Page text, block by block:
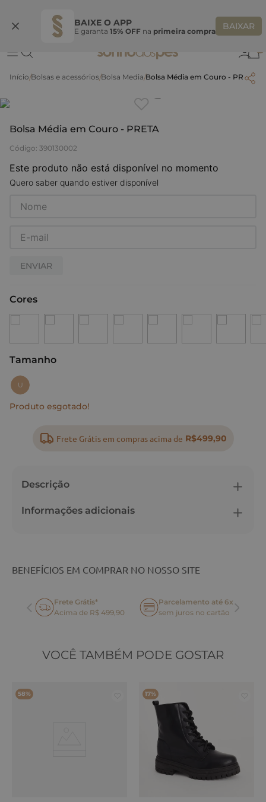
BAIXE O APP
E garanta 15% OFF na primeira compra BAIXAR
Ganhe 10% OFF na coleção utilizando o código do seu vendedor*
Bolsas e acessórios Bolsa Media Bolsa Média em Couro - PRETA
Bolsa Média em Couro - PRETA
Código: 390130002
Este produto não está disponível no momento
Quero saber quando estiver disponível
ENVIAR
Cores
Tamanho
: UU
Produto esgotado!
Frete Grátis em compras acima de R$499,90
Descrição
Informações adicionais
BENEFÍCIOS EM COMPRAR NO NOSSO SITE
Frete Grátis*
Acima de R$ 499,90
Parcelamento até 6x
sem juros no cartão
VOCÊ TAMBÉM PODE GOSTAR
58% 17%